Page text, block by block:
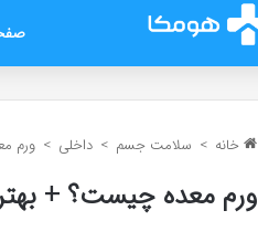
خانه > سلامت جسم > داخلی > ورم
ورم معده چیست؟ +